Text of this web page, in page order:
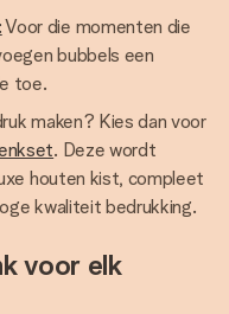
Voor die momenten die
bubbels een
toe.
maken? Kies dan voor
. Deze wordt
houten kist, compleet
kwaliteit bedrukking.
voor elk